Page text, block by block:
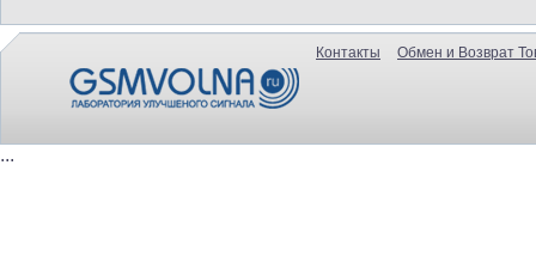
Контакты Обмен и Возврат
...